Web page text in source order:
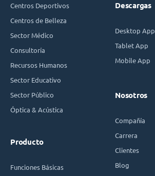
Centros Deportivos
Centros de Belleza
Sector Médico
Consultoría
Recursos Humanos
Sector Educativo
Sector Público
Óptica & Acústica
Producto
Funciones Básicas
Descargas
Desktop App
Tablet App
Mobile App
Nosotros
Compañía
Carrera
Clientes
Blog